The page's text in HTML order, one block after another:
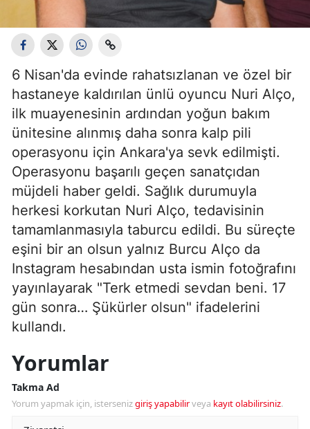
6 Nisan'da evinde rahatsızlanan ve özel bir
hastaneye kaldırılan ünlü oyuncu Nuri Alço,
ilk muayenesinin ardından yoğun bakım
ünitesine alınmış daha sonra kalp pili
operasyonu için Ankara'ya sevk edilmişti.
Operasyonu başarılı geçen sanatçıdan
müjdeli haber geldi. Sağlık durumuyla
herkesi korkutan Nuri Alço, tedavisinin
tamamlanmasıyla taburcu edildi. Bu süreçte
eşini bir an olsun yalnız Burcu Alço da
Instagram hesabından usta ismin fotoğrafını
yayınlayarak "Terk etmedi sevdan beni. 17
gün sonra… Şükürler olsun" ifadelerini
kullandı.
Yorumlar
Takma Ad
Yorum yapmak için, istersenizgiriş yapabilirveya kayıt olabilirsiniz.